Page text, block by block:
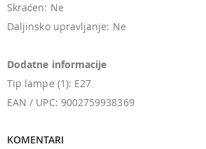
Skraćen: Ne
Daljinsko upravljanje: Ne
Dodatne informacije
Tip lampe (1): E27
EAN / UPC: 9002759938369
KOMENTARI